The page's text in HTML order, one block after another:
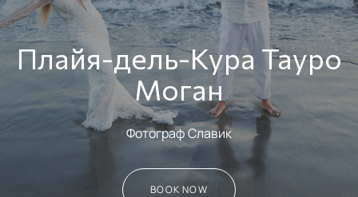
Плайя-дель-Кура Тауро
Моган
Фотограф Славик
BOOK NOW